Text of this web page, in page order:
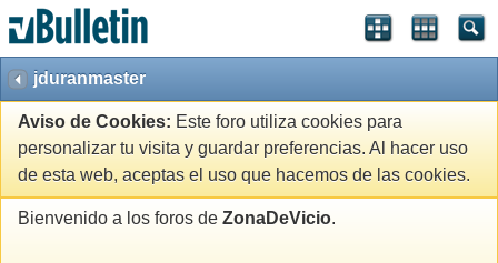
jduranmaster
Aviso de Cookies: Este foro utiliza cookies para
personalizar tu visita y guardar preferencias. Al hacer uso
de esta web, aceptas el uso que hacemos de las cookies.
Bienvenido a los foros de ZonaDeVicio.